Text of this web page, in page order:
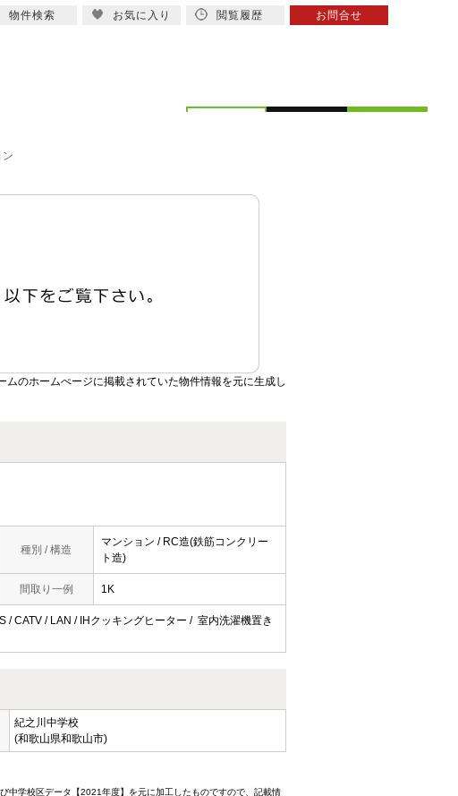
のホームぺージに掲載されていた物件情報を元に生成し
種別 / 構造
マンション / RC造(鉄筋コンクリー
ト造)
間取り一例 1K
/ CATV / LAN / IHクッキングヒーター / 室内洗濯機置き
紀之川中学校
(和歌山県和歌山市)
中学校区データ【2021年度】を元に加工したものですので、記載情
物件検索 お気に入り 閲覧履歴 お問合せ